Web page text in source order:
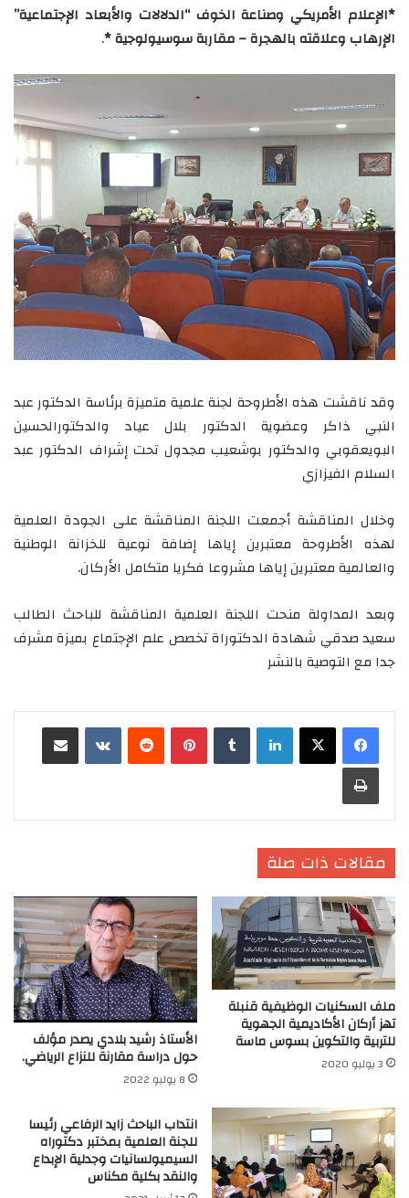
*الإعلام الأمريكي وصناعة الخوف “الدلالات والأبعاد الإجتماعية”
الإرهاب وعلاقته بالهجرة – مقاربة سوسيولوجية *.
وقد ناقشت هذه الأطروحة لجنة علمية متميزة برئاسة الدكتور عبد
النبي ذاكر وعضوية الدكتور بلال عياد والدكتورالحسين
البويعقوبي والدكتور بوشعيب مجدول تحت إشراف الدكتور عبد
السلام الفيزازي
وخلال المناقشة أجمعت اللجنة المناقشة على الجودة العلمية
لهذه الأطروحة معتبرين إياها إضافة نوعية للخزانة الوطنية
والعالمية معتبرين إياها مشروعا فكريا متكامل الأركان.
وبعد المداولة منحت اللجنة العلمية المناقشة للباحث الطالب
سعيد صدقي شهادة الدكتوراة تخصص علم الإجتماع بميزة مشرف
جدا مع التوصية بالنشر
لينكدإن بينتيريست
طباعة
مقالات ذات صلة
ملف السكنيات الوظيفية قنبلة
تهز أركان الأكاديمية الجهوية
للتربية والتكوين بسوس ماسة
3 يوليو 2020
الأستاذ رشيد بلادي يصدر مؤلف
حول دراسة مقارنة للنزاع الرياضي.
8 يوليو 2022
انتداب الباحث زايد الرفاعي رئيسا
للجنة العلمية بمختبر دكتوراه
السيميولسانيات وجدلية الإبداع
والنقد بكلية مكناس